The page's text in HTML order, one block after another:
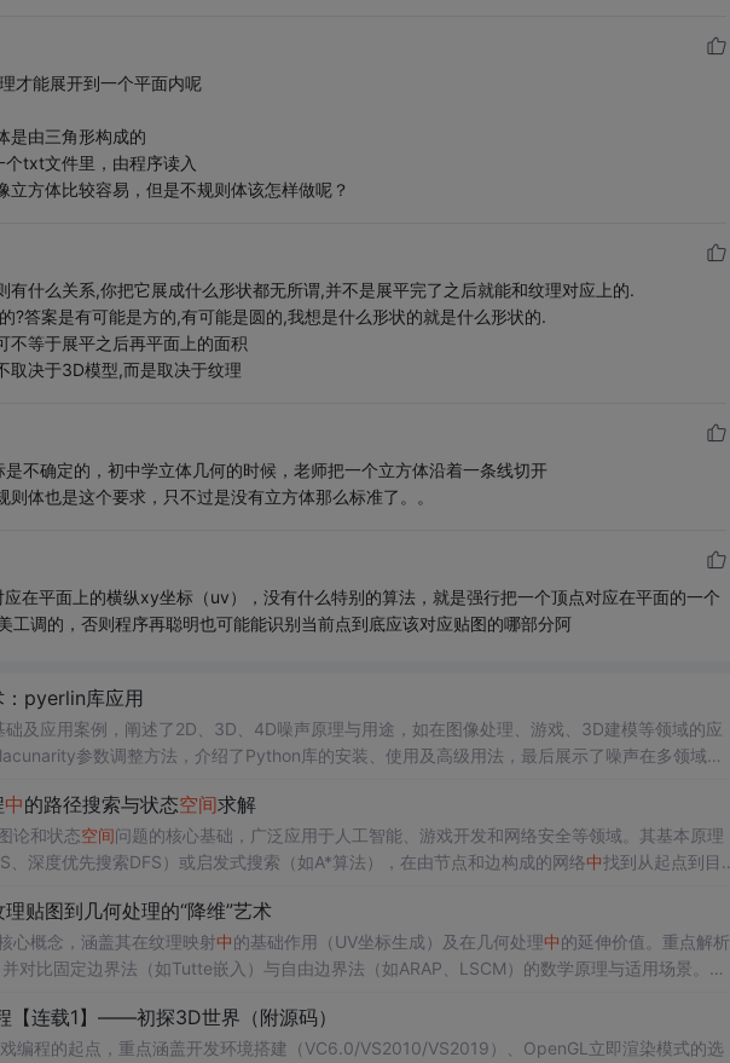
才能展开到一个平面内呢
是由三角形构成的
txt文件里，由程序读入
方体比较容易，但是不规则体该怎样做呢？
有什么关系,你把它展成什么形状都无所谓,并不是展平完了之后就能和纹理对应上的.
?答案是有可能是方的,有可能是圆的,我想是什么形状的就是什么形状的.
不等于展平之后再平面上的面积
取决于3D模型,而是取决于纹理
不确定的，初中学立体几何的时候，老师把一个立方体沿着一条线切开
体也是这个要求，只不过是没有立方体那么标准了。。
在平面上的横纵xy坐标（uv），没有什么特别的算法，就是强行把一个顶点对应在平面的一个
工调的，否则程序再聪明也可能能识别当前点到底应该对应贴图的哪部分阿
pyerlin库应用
及应用案例，阐述了2D、3D、4D噪声原理与用途，如在图像处理、游戏、3D建模等领域的应
参数调整方法，介绍了Python库的安装、使用及高级用法，最后展示了噪声在多领域的
中的路径搜索与状态空间求解
论和状态空间问题的核心基础，广泛应用于人工智能、游戏开发和网络安全等领域。其基本原理
、深度优先搜索DFS）或启发式搜索（如A*算法），在由节点和边构成的网络中找到从起点到目
隐含的“地图”结构，并自动求解通关路径。这类题目不仅考察算法实现能力，更考验对程序内存布
贴图到几何处理的“降维”艺术
心概念，涵盖其在纹理映射中的基础作用（UV坐标生成）及在几何处理中的延伸价值。重点解析
对比固定边界法（如Tutte嵌入）与自由边界法（如ARAP、LSCM）的数学原理与适用场景。结
【连载1】——初探3D世界（附源码）
编程的起点，重点涵盖开发环境搭建（VC6.0/VS2010/VS2019）、OpenGL立即渲染模式的选